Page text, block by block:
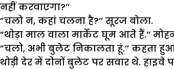
नहीं करवाएगा?’’
”चलो न, कहां चलना है?’’ सूरज बोला.
”थोड़ा माल वाला मार्केट घूम आते हैं.’’
”चलो, अभी बुलेट निकालता हूं.’’ कहता
थोड़ी देर में दोनों बुलेट पर सवार थे.